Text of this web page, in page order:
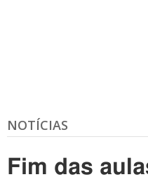
NOTÍCIAS
Fim das